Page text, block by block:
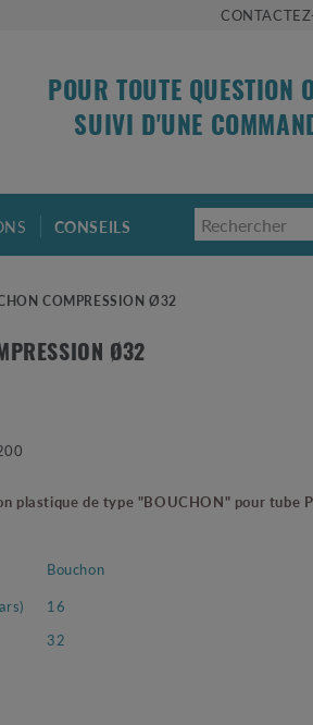
POUR TOUTE QUESTION
SUIVI D'UNE
CONSEILS
COMPRESSION Ø32
Ø32
plastique de type "BOUCHON" pour tube
Bouchon
16
32